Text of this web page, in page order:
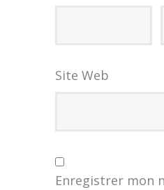
Site Web
Enregistrer mon